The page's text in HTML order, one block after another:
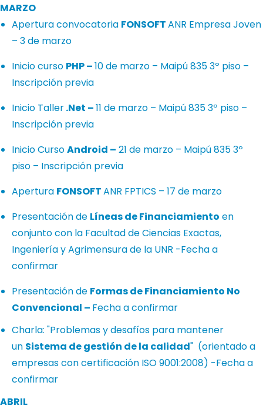
MARZO
Apertura convocatoria FONSOFTANR Empresa Joven
– 3 de marzo
Inicio curso PHP –10 de marzo – Maipú 835 3º piso –
Inscripción previa
Inicio Taller.Net –11 de marzo – Maipú 835 3º piso –
Inscripción previa
Inicio CursoAndroid – 21 de marzo – Maipú 835 3º
piso – Inscripción previa
Apertura FONSOFTANR FPTICS – 17 de marzo
Presentación de Líneas de Financiamiento en
conjunto con la Facultad de Ciencias Exactas,
Ingeniería y Agrimensura de la UNR -Fecha a
confirmar
Presentación de Formas de Financiamiento No
Convencional – Fecha a confirmar
Charla: "Problemas y desafíos para mantener
un Sistema de gestión de la calidad" (orientado a
empresas con certificación ISO 9001:2008) -Fecha a
confirmar
ABRIL